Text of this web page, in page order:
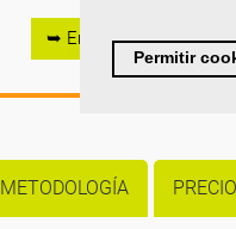
Permitir
➥ Enviar
METODOLOGÍA